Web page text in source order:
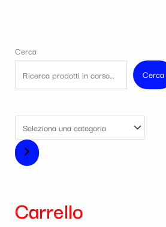
Cerca
Cerca
Carrello